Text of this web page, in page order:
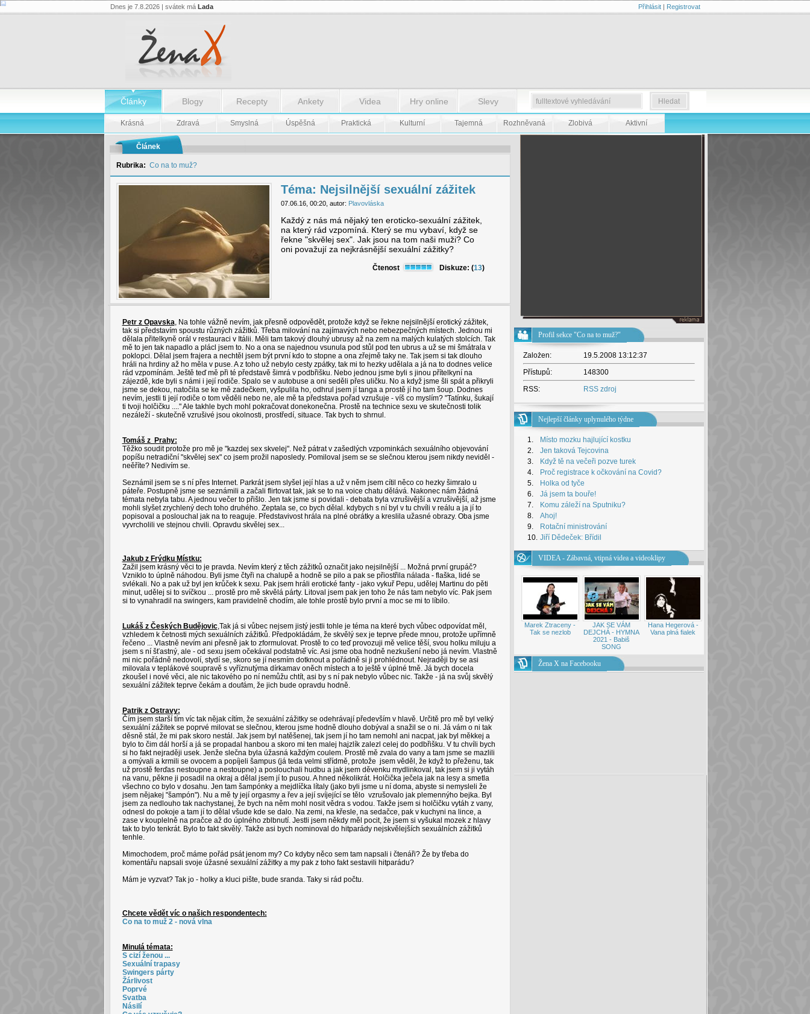
Téma:
zážitek
Dnes je 7.8.2026 | svátek má Lada Přihlásit| Registrovat
Články Blogy Recepty Ankety Videa Hry online Slevy
Krásná Zdravá Smyslná Úspěšná Praktická Kulturní Tajemná Rozhněvaná Zlobivá Aktivní
Článek
Rubrika: Co na to muž?
Téma: Nejsilnější sexuální zážitek
07.06.16, 00:20, autor: Plavovláska
Každý z nás má nějaký ten eroticko-sexuální zážitek,
na který rád vzpomíná. Který se mu vybaví, když se
řekne "skvělej sex". Jak jsou na tom naši muži? Co
oni považují za nejkrásnější sexuální zážitky?
Čtenost Diskuze: (13)
Petr z Opavska, Na tohle vážně nevím, jak přesně odpovědět, protože když se řekne nejsilnější erotický zážitek,
tak si představím spoustu různých zážitků. Třeba milování na zajímavých nebo nebezpečných místech. Jednou mi
dělala přitelkyně orál v restauraci v Itálii. Měli tam takový dlouhý ubrusy až na zem na malých kulatých stolcích. Tak
mě to jen tak napadlo a plácl jsem to. No a ona se najednou vsunula pod stůl pod ten ubrus a už se mi šmátrala v
poklopci. Dělal jsem frajera a nechtěl jsem být první kdo to stopne a ona zřejmě taky ne. Tak jsem si tak dlouho
hráli na hrdiny až ho měla v puse. A z toho už nebylo cesty zpátky, tak mi to hezky udělala a já na to dodnes velice
rád vzpomínám. Ještě teď mě při té představě šimrá v podbřišku. Nebo jednou jsme byli s jinou přítelkyní na
zájezdě, kde byli s námi i její rodiče. Spalo se v autobuse a oni seděli přes uličku. No a když jsme šli spát a přikryli
jsme se dekou, natočila se ke mě zadečkem, vyšpulila ho, odhrul jsem jí tanga a prostě jí ho tam šoup. Dodnes
nevím, jestli ti její rodiče o tom věděli nebo ne, ale mě ta představa pořad vzrušuje - víš co myslím? "Tatínku, šukají
ti tvoji holčičku ...." Ale takhle bych mohl pokračovat donekonečna. Prostě na technice sexu ve skutečnosti tolik
nezáleží - skutečně vzrušivé jsou okolnosti, prostředí, situace. Tak bych to shrnul.
Tomáš z Prahy:
Těžko soudit protože pro mě je "kazdej sex skvelej". Než pátrat v zašedlých vzpominkách sexuálního objevování
popíšu netradiční "skvělej sex" co jsem prožil naposledy. Pomiloval jsem se se slečnou kterou jsem nikdy neviděl -
neěříte? Nedivím se.
Seznámil jsem se s ní přes Internet. Parkrát jsem slyšel její hlas a už v něm jsem cítil něco co hezky šimralo u
páteře. Postupně jsme se seznámili a začali flirtovat tak, jak se to na voice chatu dělává. Nakonec nám žádná
témata nebyla tabu. A jednou večer to přišlo. Jen tak jsme si povidali - debata byla vzrušivější a vzrušivější, až jsme
mohli slyšet zrychlený dech toho druhého. Zeptala se, co bych dělal. kdybych s ní byl v tu chvíli v reálu a ja jí to
popisoval a poslouchal jak na to reaguje. Představivost hrála na plné obrátky a kreslila užasné obrazy. Oba jsme
vyvrcholili ve stejnou chvili. Opravdu skvělej sex...
Jakub z Frýdku Místku:
Zažil jsem krásný věci to je pravda. Nevím který z těch zážitků označit jako nejsilnější ... Možná první grupáč?
Vzniklo to úplně náhodou. Byli jsme čtyři na chalupě a hodně se pilo a pak se přiostřila nálada - flaška, lidé se
svlékali. No a pak už byl jen krůček k sexu. Pak jsem hráli erotické fanty - jako vykuř Pepu, udělej Martinu do pěti
minut, udělej si to svíčkou ... prostě pro mě skvělá párty. Litoval jsem pak jen toho že nás tam nebylo víc. Pak jsem
si to vynahradil na swingers, kam pravidelně chodím, ale tohle prostě bylo první a moc se mi to líbilo.
Lukáš z Českých Budějovic,Tak já si vůbec nejsem jistý jestli tohle je téma na které bych vůbec odpovídat měl,
vzhledem k četnosti mých sexuálních zážitků. Předpokládám, že skvělý sex je teprve přede mnou, protože upřímně
řečeno ... Vlastně nevím ani přesně jak to zformulovat. Prostě to co teď provozuji mě velice těší, svou holku miluju a
jsem s ní šťastný, ale - od sexu jsem očekával podstatně víc. Asi jsme oba hodně nezkušení nebo já nevím. Vlastně
mi nic pořádně nedovolí, stydí se, skoro se jí nesmím dotknout a pořádně si ji prohlédnout. Nejraději by se asi
milovala v teplákové soupravě s vyříznutýma dírkamav oněch místech a to ještě v úplné tmě. Já bych docela
zkoušel i nové věci, ale nic takového po ní nemůžu chtít, asi by s ní pak nebylo vůbec nic. Takže - já na svůj skvělý
sexuální zážitek teprve čekám a doufám, že jich bude opravdu hodně.
Patrik z Ostravy:
Čím jsem starší tím víc tak nějak cítím, že sexuální zážitky se odehrávají především v hlavě. Určitě pro mě byl velký
sexuální zážitek se poprvé milovat se slečnou, kterou jsme hodně dlouho dobýval a snažil se o ni. Já vám o ni tak
děsně stál, že mi pak skoro nestál. Jak jsem byl natěšenej, tak jsem jí ho tam nemohl ani nacpat, jak byl měkkej a
bylo to čim dál horší a já se propadal hanbou a skoro mi ten malej hajzlík zalezl celej do podbřišku. V tu chvíli bych
si ho fakt nejraději usek. Jenže slečna byla úžasná každým coulem. Prostě mě zvala do vany a tam jsme se mazlili
a omývali a krmili se ovocem a popíjeli šampus (já teda velmi střídmě, protože jsem věděl, že když to přeženu, tak
už prostě ferďas nestoupne a nestoupne) a poslouchali hudbu a jak jsem děvenku mydlinkoval, tak jsem si ji vytáh
na vanu, pěkne ji posadil na okraj a dělal jsem jí to pusou. A hned několikrát. Holčička ječela jak na lesy a smetla
všechno co bylo v dosahu. Jen tam šampónky a mejdlíčka lítaly (jako byli jsme u ní doma, abyste si nemysleli že
jsem nějakej "šampón"). Nu a mě ty její orgasmy a řev a její svíjející se tělo vzrušovalo jak plemennýho bejka. Byl
jsem za nedlouho tak nachystanej, že bych na něm mohl nosit vědra s vodou. Takže jsem si holčičku vytáh z vany,
odnesl do pokoje a tam jí to dělal všude kde se dalo. Na zemi, na křesle, na sedačce, pak v kuchyni na lince, a
zase v kouplelně na pračce až do úplného zblbnutí. Jestli jsem někdy měl pocit, že jsem si vyšukal mozek z hlavy
tak to bylo tenkrát. Bylo to fakt skvělý. Takže asi bych nominoval do hitparády nejskvělejších sexuálních zážitků
tenhle.
Mimochodem, proč máme pořád psát jenom my? Co kdyby něco sem tam napsali i čtenáři? Že by třeba do
komentářu napsali svoje úžasné sexuální zážitky a my pak z toho fakt sestavili hitparádu?
Mám je vyzvat? Tak jo - holky a kluci pište, bude sranda. Taky si rád počtu.
Chcete vědět víc o našich respondentech:
Co na to muž 2 - nová vlna
Minulá témata:
S cizí ženou ...
Sexuální trapasy
Swingers párty
Žárlivost
Poprvé
Svatba
Násilí
Profil sekce "Co na to muž?"
Založen:
19.5.2008 13:12:37
Přístupů:
148300
RSS:
RSS zdroj
Nejlepší články uplynulého týdne
1.
Místo mozku hajlující kostku
2.
Jen taková Tejcovina
3.
Když tě na večeři pozve turek
4.
Proč registrace k očkování na Covid?
5.
Holka od tyče
6.
Já jsem ta bouře!
7.
Komu záleží na Sputniku?
8.
Ahoj!
9.
Rotační ministrování
10. Jiří Dědeček: Břídil
VIDEA - Zábavná, vtipná videa a videoklipy
Hana Hegerová -
Vana plná fialek
JAK SE VÁM
DEJCHÁ - HYMNA
2021 - Babiš
SONG
Marek Ztraceny -
Tak se nezlob
Žena X na Facebooku